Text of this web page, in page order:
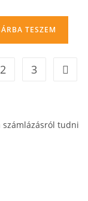
TESZEM
2 3
tudni